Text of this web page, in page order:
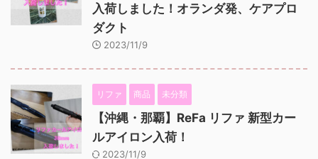
入荷しました！オランダ発、ケアプロ
ダクト
2023/11/9
リファ 商品 未分類
【沖縄・那覇】ReFa リファ 新型カー
ルアイロン入荷！
2023/11/9